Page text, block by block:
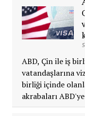
ABD, Çin ile iş
vatandaşlarına
birliği içinde
akrabaları